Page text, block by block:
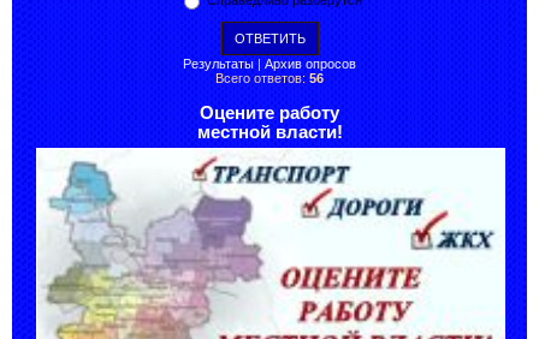
Результаты | Архив опросов
Всего ответов: 56
Оцените работу
местной власти!